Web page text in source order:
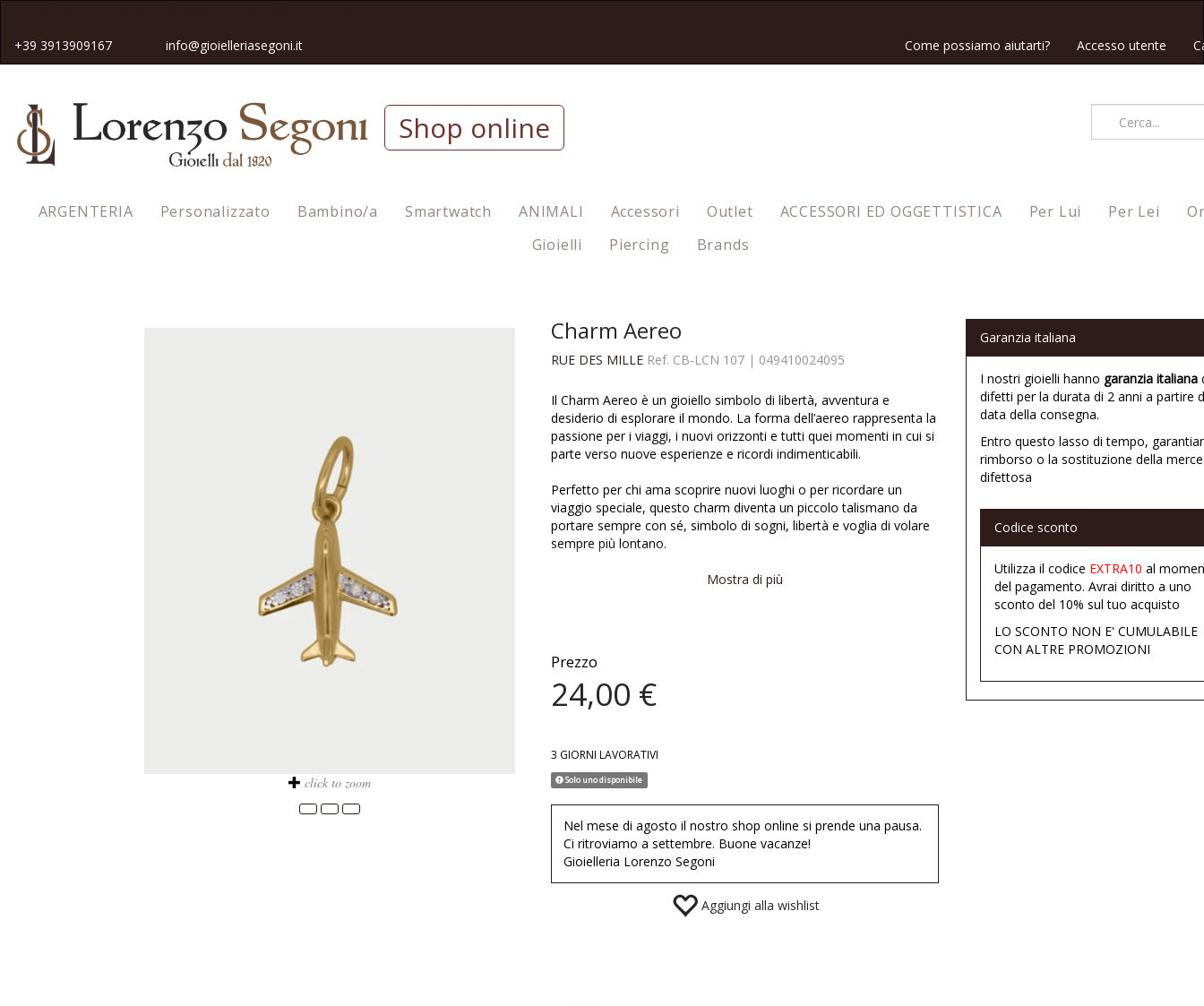
+39 3913909167 info@gioielleriasegoni.it Accesso utente
Come possiamo aiutarti?
Shop online
ARGENTERIA Personalizzato Bambino/a Smartwatch ANIMALI Accessori Outlet ACCESSORI ED OGGETTISTICA Per Lui Per Lei
Gioielli
Piercing Brands
click to zoom
Charm Aereo
RUE DES MILLE Ref. CB-LCN 107 | 049410024095
Il Charm Aereo è un gioiello simbolo di libertà, avventura e
desiderio di esplorare il mondo. La forma dell’aereo rappresenta la
passione per i viaggi, i nuovi orizzonti e tutti quei momenti in cui si
parte verso nuove esperienze e ricordi indimenticabili.
Perfetto per chi ama scoprire nuovi luoghi o per ricordare un
viaggio speciale, questo charm diventa un piccolo talismano da
portare sempre con sé, simbolo di sogni, libertà e voglia di volare
sempre più lontano.
Realizzato in lega RDM con argentatura 925 e rifinito con
Può essere indossato su collane e bracciali, da solo oppure
abbinato ad altri charms per creare combinazioni personali che
raccontano storie di viaggio e avventura.
zirconi
Misura charm: tra 1 e 2 cm
Nichel free
Mostra di più
Prezzo
24,00 €
3 GIORNI LAVORATIVI
Solo uno disponibile
Nel mese di agosto il nostro shop online si prende una pausa.
Ci ritroviamo a settembre. Buone vacanze!
Gioielleria Lorenzo Segoni
Aggiungi alla wishlist
Garanzia italiana
I nostri gioielli hanno garanzia italiana
difetti per la durata di 2 anni a partire
data della consegna.
Entro questo lasso di tempo,
rimborso o la sostituzione della merce
difettosa
Codice sconto
Utilizza il codice EXTRA10 al
del pagamento. Avrai diritto a uno
sconto del 10% sul tuo acquisto
LO SCONTO NON E' CUMULABILE
CON ALTRE PROMOZIONI